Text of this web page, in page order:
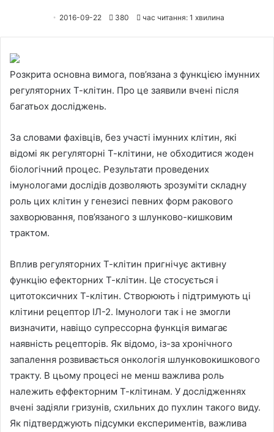
2016-09-22 380 час читання: 1 хвилина
Розкрита основна вимога, пов’язана з функцією імунних
регуляторних Т-клітин. Про це заявили вчені після
багатьох досліджень.
За словами фахівців, без участі імунних клітин, які
відомі як регуляторні Т-клітини, не обходитися жоден
біологічний процес. Результати проведених
імунологами дослідів дозволяють зрозуміти складну
роль цих клітин у генезисі певних форм ракового
захворювання, пов’язаного з шлунково-кишковим
трактом.
Вплив регуляторних Т-клітин пригнічує активну
функцію ефекторних Т-клітин. Це стосується і
цитотоксичних Т-клітин. Створюють і підтримують ці
клітини рецептор ІЛ-2. Імунологи так і не змогли
визначити, навіщо супрессорна функція вимагає
наявність рецепторів. Як відомо, із-за хронічного
запалення розвивається онкологія шлунковокишкового
тракту. В цьому процесі не менш важлива роль
належить еффекторним Т-клітинам. У дослідженнях
вчені задіяли гризунів, схильних до пухлин такого виду.
Як підтверджують підсумки експериментів, важлива